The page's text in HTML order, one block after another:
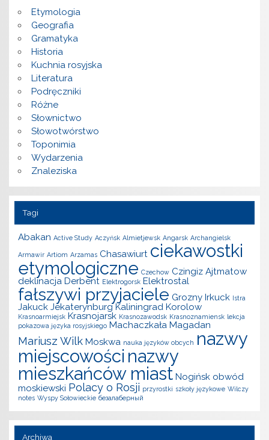
Etymologia
Geografia
Gramatyka
Historia
Kuchnia rosyjska
Literatura
Podręczniki
Różne
Słownictwo
Słowotwórstwo
Toponimia
Wydarzenia
Znaleziska
Tagi
Abakan Active Study Aczyńsk Almietjewsk Angarsk Archangielsk
Armawir Artiom Arzamas Chasawiurt ciekawostki
etymologiczne Czechow Czingiz Ajtmatow
deklinacja Derbent Elektrogorsk Elektrostal
fałszywi przyjaciele Grozny Irkuck Istra
Jakuck Jekaterynburg Kaliningrad Korolow
Krasnoarmiejsk Krasnojarsk Krasnozawodsk Krasnoznamiensk lekcja
pokazowa języka rosyjskiego Machaczkała Magadan
Mariusz Wilk Moskwa nauka języków obcych nazwy
miejscowości nazwy
mieszkańców miast Nogińsk obwód
moskiewski Polacy o Rosji przyrostki szkoły językowe Wilczy
notes Wyspy Sołowieckie безалаберный
Archiwa